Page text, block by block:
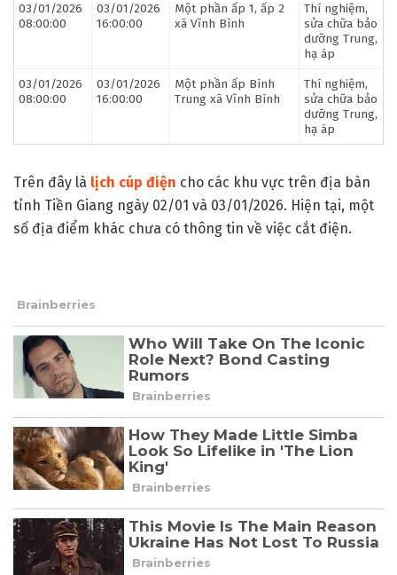
03/01/2026
08:00:00
03/01/2026
16:00:00
Một phần ấp 1, ấp 2
xã Vĩnh Bình
Thí nghiệm,
sửa chữa bảo
dưỡng Trung,
hạ áp
03/01/2026
08:00:00
03/01/2026
16:00:00
Một phần ấp Bình
Trung xã Vĩnh Bình
Thí nghiệm,
sửa chữa bảo
dưỡng Trung,
hạ áp
Trên đây là lịch cúp điện cho các khu vực trên địa bàn
tỉnh Tiền Giang ngày 02/01 và 03/01/2026. Hiện tại, một
số địa điểm khác chưa có thông tin về việc cắt điện.